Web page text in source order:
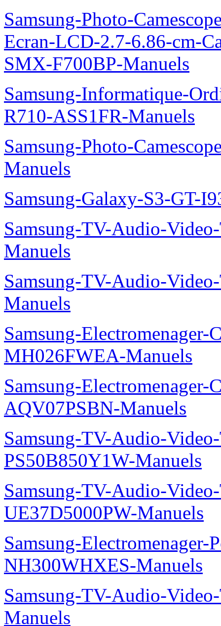
Samsung-Photo-
Ecran-LCD-2.7-6.86-cm-
SMX-F700BP-Manuels
Samsung-Informatique-
R710-ASS1FR-Manuels
Samsung-Photo-
Manuels
Samsung-Galaxy-S3-GT-
Samsung-TV-Audio-
Manuels
Samsung-TV-Audio-
Manuels
Samsung-Electromenager-
MH026FWEA-Manuels
Samsung-Electromenager-
AQV07PSBN-Manuels
Samsung-TV-Audio-
PS50B850Y1W-Manuels
Samsung-TV-Audio-
UE37D5000PW-Manuels
Samsung-
NH300WHXES-Manuels
Samsung-TV-Audio-
Manuels